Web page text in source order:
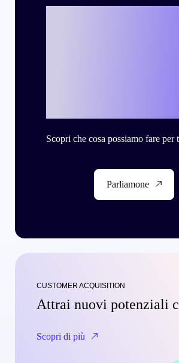
Scopri che cosa possiamo fare per
Parliamone
CUSTOMER ACQUISITION
Attrai nuovi potenziali
Scopri di più